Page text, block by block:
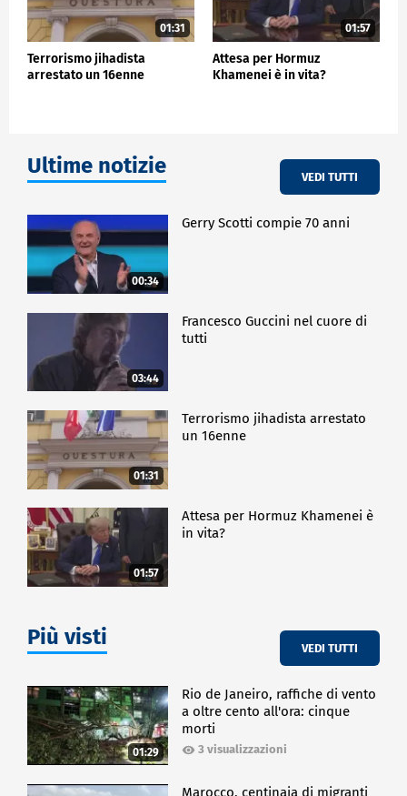
01:31
Terrorismo jihadista
arrestato un 16enne
01:57
Attesa per Hormuz
Khamenei è in vita?
Ultime notizie VEDI TUTTI
00:34
Gerry Scotti compie 70 anni
03:44
Francesco Guccini nel cuore di
tutti
01:31
Terrorismo jihadista arrestato
un 16enne
01:57
Attesa per Hormuz Khamenei è
in vita?
Più visti VEDI TUTTI
01:29
Rio de Janeiro, raffiche di vento
a oltre cento all'ora: cinque
morti
3 visualizzazioni
Marocco, centinaia di migranti